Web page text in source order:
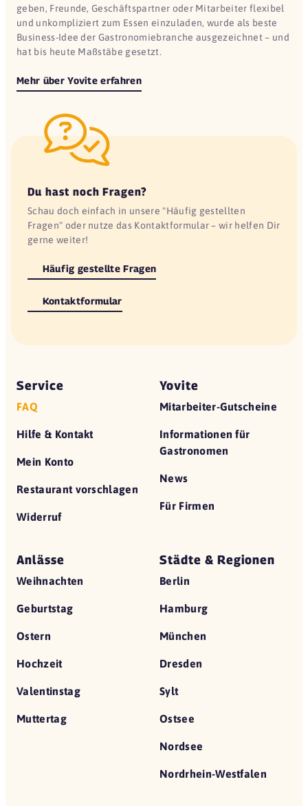
geben, Freunde, Geschäftspartner oder Mitarbeiter flexibel
und unkompliziert zum Essen einzuladen, wurde als beste
Business-Idee der Gastronomiebranche ausgezeichnet – und
hat bis heute Maßstäbe gesetzt.
Mehr über Yovite erfahren
Du hast noch Fragen?
Schau doch einfach in unsere "Häufig gestellten
Fragen" oder nutze das Kontaktformular – wir helfen Dir
gerne weiter!
Häufig gestellte Fragen
Kontaktformular
Service
FAQ
Hilfe & Kontakt
Mein Konto
Restaurant vorschlagen
Widerruf
Yovite
Mitarbeiter-Gutscheine
Informationen für
Gastronomen
News
Für Firmen
Anlässe
Weihnachten
Geburtstag
Ostern
Hochzeit
Valentinstag
Muttertag
Städte & Regionen
Berlin
Hamburg
München
Dresden
Sylt
Ostsee
Nordsee
Nordrhein-Westfalen